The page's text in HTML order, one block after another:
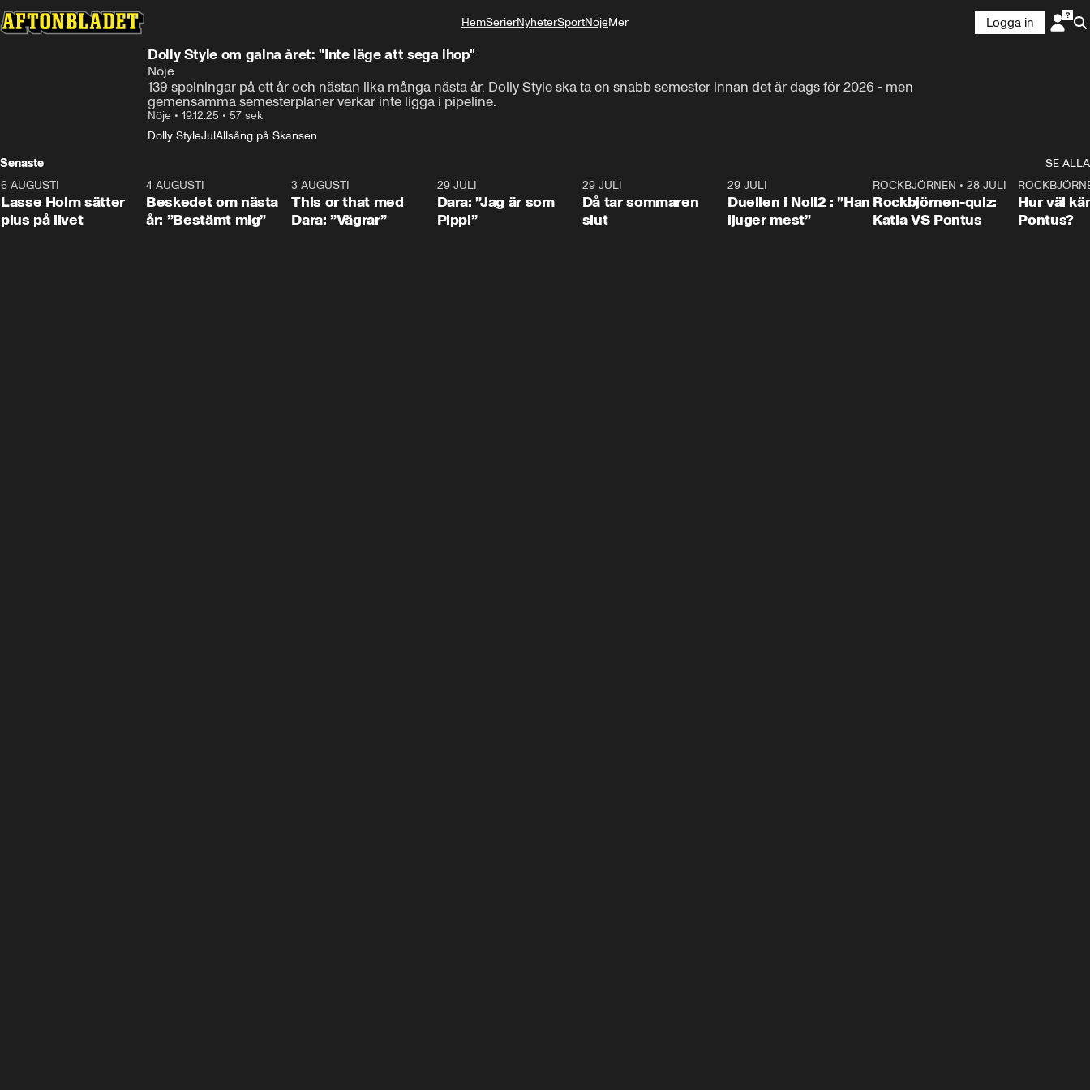
HemSerierNyheterSportNöjeMer
Logga in
Dolly Style om galna året: "Inte läge att sega ihop"
Nöje
139 spelningar på ett år och nästan lika många nästa år. Dolly Style ska ta en snabb semester innan det är dags för 2026 - men
gemensamma semesterplaner verkar inte ligga i pipeline.
Nöje • 19.12.25 • 57 sek
Dolly StyleJulAllsång på Skansen
Senaste
SE ALLA
1:04
6 AUGUSTI
Lasse Holm sätter
plus på livet
0:24
4 AUGUSTI
Beskedet om nästa
år: ”Bestämt mig”
3 AUGUSTI
This or that med
Dara: ”Vägrar”
29 JULI
Dara: ”Jag är som
Pippi”
29 JULI
Då tar sommaren
slut
29 JULI
Duellen i Noll2 : ”Han
ljuger mest”
0:15
ROCKBJÖRNEN •28 JULI
Rockbjörnen-quiz:
Katia VS Pontus
Hur väl
Pontus?